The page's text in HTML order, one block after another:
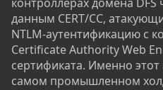
контроллерах домена DFS
данным CERT/CC,
NTLM-аутентификацию с
Certificate Authority Web
сертификата. Именно
самом промышленном